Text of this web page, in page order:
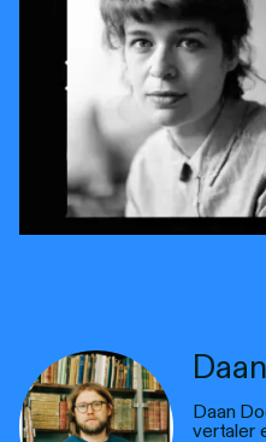
Daan
vertaler